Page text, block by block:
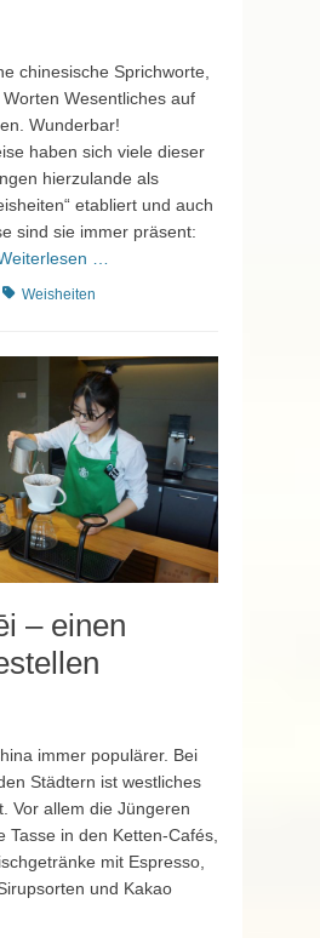
chinesische Sprichworte,
Wesentliches auf
Wunderbar!
haben sich viele dieser
hierzulande als
etabliert und auch
sind sie immer präsent:
…
Schlagworte
Weisheiten
– einen
immer populärer. Bei
Städtern ist westliches
Vor allem die Jüngeren
Tasse in den Ketten-Cafés,
mit Espresso,
und Kakao